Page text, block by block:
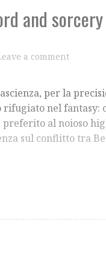
and sorcery
a comment
per la
rifugiato nel fantasy:
preferito al noioso
sul conflitto tra